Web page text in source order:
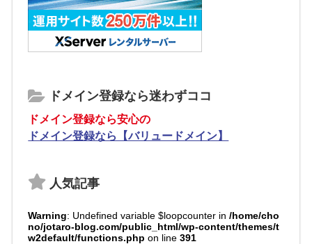
ドメイン登録なら迷わずココ
ドメイン登録なら安心の
ドメイン登録なら【バリュードメイン】
人気記事
Warning: Undefined variable $loopcounter in/home/cho
no/jotaro-blog.com/public_html/wp-content/themes/t
w2default/functions.php on line391